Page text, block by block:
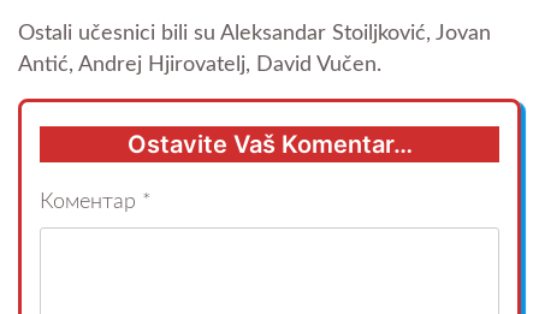
Ostali učesnici bili su Aleksandar Stoiljković, Jovan
Antić, Andrej Hjirovatelj, David Vučen.
Ostavite Vaš Komentar…
Коментар *